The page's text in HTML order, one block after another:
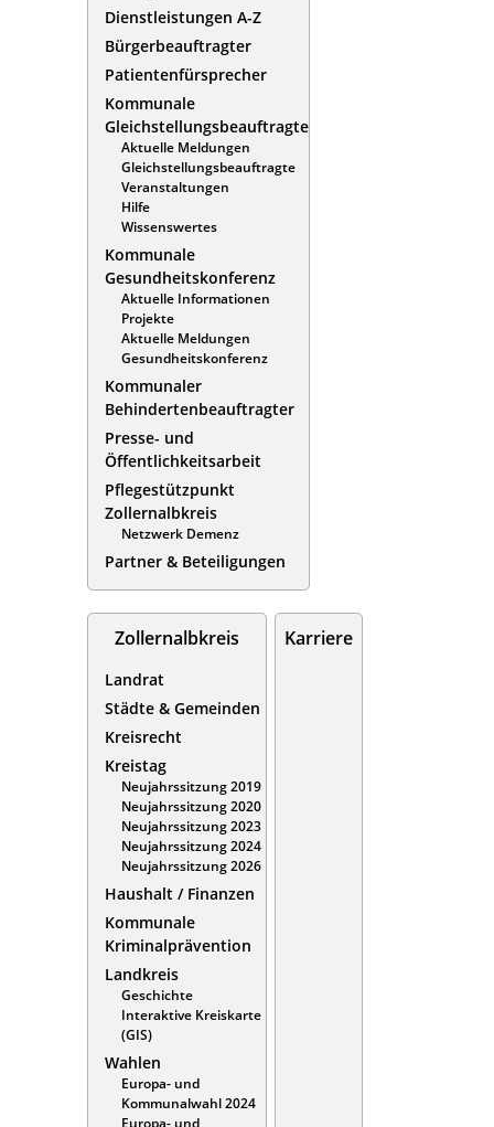
Dienstleistungen A-Z
Bürgerbeauftragter
Patientenfürsprecher
Kommunale
Gleichstellungsbeauftragte
Aktuelle Meldungen
Gleichstellungsbeauftragte
Veranstaltungen
Hilfe
Wissenswertes
Kommunale
Gesundheitskonferenz
Aktuelle Informationen
Projekte
Aktuelle Meldungen
Gesundheitskonferenz
Kommunaler
Behindertenbeauftragter
Presse- und
Öffentlichkeitsarbeit
Pflegestützpunkt
Zollernalbkreis
Netzwerk Demenz
Partner & Beteiligungen
Zollernalbkreis
Landrat
Städte & Gemeinden
Kreisrecht
Kreistag
Neujahrssitzung 2019
Neujahrssitzung 2020
Neujahrssitzung 2023
Neujahrssitzung 2024
Neujahrssitzung 2026
Haushalt / Finanzen
Kommunale
Kriminalprävention
Landkreis
Geschichte
Interaktive Kreiskarte
(GIS)
Wahlen
Europa- und
Kommunalwahl 2024
Europa- und
Karriere